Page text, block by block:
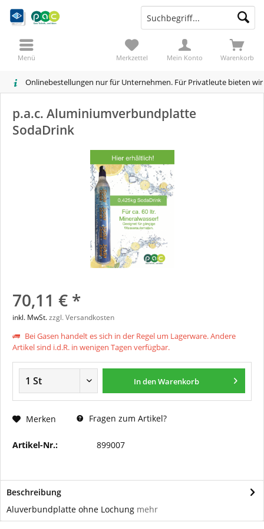
Onlinebestellungen nur für Unternehmen. Für Privatleute bieten
Warenkorb
Merkzettel Mein Konto
Menü
p.a.c. Aluminiumverbundplatte
SodaDrink
70,11 € *
inkl. MwSt.zzgl. Versandkosten
Bei Gasen handelt es sich in der Regel um Lagerware. Andere
Artikel sind i.d.R. in wenigen Tagen verfügbar.
In denWarenkorb
Merken Fragen zum Artikel?
Artikel-Nr.: 899007
Beschreibung
Aluverbundplatte ohne Lochung mehr